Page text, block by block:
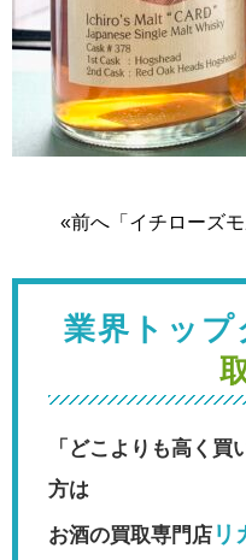
«前へ「イチローズ
業界トップ
「どこよりも高く買
方は
お酒の買取専門店 リ